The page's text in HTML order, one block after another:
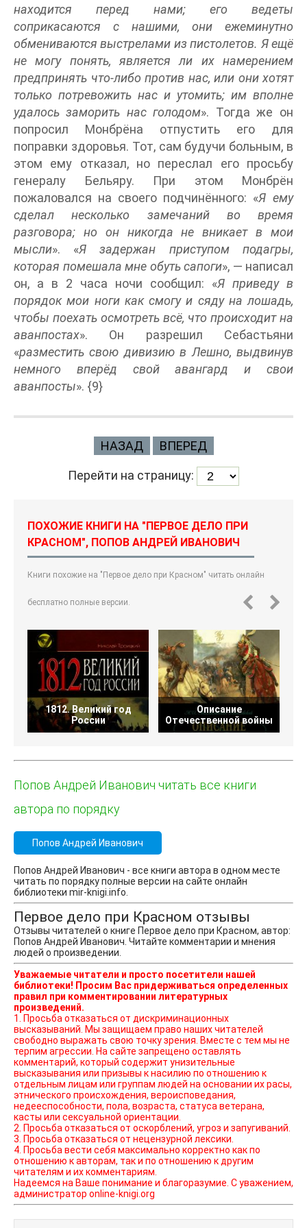
находится перед нами; его ведеты
соприкасаются с нашими, они ежеминутно
обмениваются выстрелами из пистолетов. Я ещё
не могу понять, является ли их намерением
предпринять что-либо против нас, или они хотят
только потревожить нас и утомить; им вполне
удалось заморить нас голодом». Тогда же он
попросил Монбрёна отпустить его для
поправки здоровья. Тот, сам будучи больным, в
этом ему отказал, но переслал его просьбу
генералу Бельяру. При этом Монбрён
пожаловался на своего подчинённого: «Я ему
сделал несколько замечаний во время
разговора; но он никогда не вникает в мои
мысли». «Я задержан приступом подагры,
которая помешала мне обуть сапоги», — написал
он, а в 2 часа ночи сообщил: «Я приведу в
порядок мои ноги как смогу и сяду на лошадь,
чтобы поехать осмотреть всё, что происходит на
аванпостах». Он разрешил Себастьяни
«разместить свою дивизию в Лешно, выдвинув
немного вперёд свой авангард и свои
аванпосты». {9}
НАЗАД ВПЕРЕД
Перейти на страницу:
ПОХОЖИЕ КНИГИ НА "ПЕРВОЕ ДЕЛО ПРИ
КРАСНОМ", ПОПОВ АНДРЕЙ ИВАНОВИЧ
Книги похожие на "Первое дело при Красном" читать онлайн
бесплатно полные версии.
1812. Великий год
России
Описание
Отечественной войны
Попов Андрей Иванович читать все книги
автора по порядку
Попов Андрей Иванович
Попов Андрей Иванович - все книги автора в одном месте
читать по порядку полные версии на сайте онлайн
библиотеки mir-knigi.info.
Первое дело при Красном отзывы
Отзывы читателей о книге Первое дело при Красном, автор:
Попов Андрей Иванович. Читайте комментарии и мнения
людей о произведении.
Уважаемые читатели и просто посетители нашей
библиотеки! Просим Вас придерживаться определенных
правил при комментировании литературных
произведений.
1. Просьба отказаться от дискриминационных
высказываний. Мы защищаем право наших читателей
свободно выражать свою точку зрения. Вместе с тем мы не
терпим агрессии. На сайте запрещено оставлять
комментарий, который содержит унизительные
высказывания или призывы к насилию по отношению к
отдельным лицам или группам людей на основании их расы,
этнического происхождения, вероисповедания,
недееспособности, пола, возраста, статуса ветерана,
касты или сексуальной ориентации.
2. Просьба отказаться от оскорблений, угроз и запугиваний.
3. Просьба отказаться от нецензурной лексики.
4. Просьба вести себя максимально корректно как по
отношению к авторам, так и по отношению к другим
читателям и их комментариям.
Надеемся на Ваше понимание и благоразумие. С уважением,
администратор online-knigi.org